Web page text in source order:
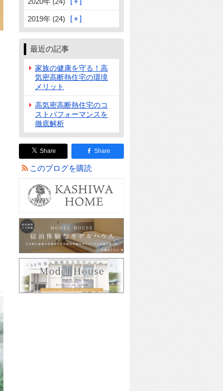
2019年 (24)
最近の記事
家族の健康を守る！高
気密高断熱住宅の環境
メリット
高気密高断熱住宅のコ
ストパフォーマンスを
徹底解析
Share Share
このブログを購読